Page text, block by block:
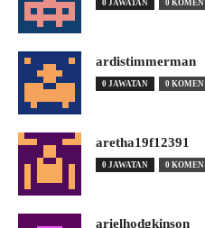
0 JAWATAN 0 KOMEN
ardistimmerman
0 JAWATAN 0 KOMEN
aretha19f12391
0 JAWATAN 0 KOMEN
arielhodgkinson